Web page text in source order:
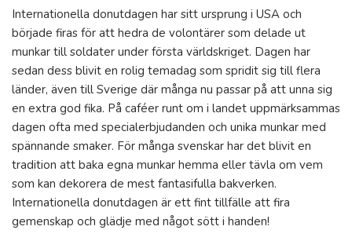
Internationella donutdagen har sitt ursprung i USA och
började firas för att hedra de volontärer som delade ut
munkar till soldater under första världskriget. Dagen har
sedan dess blivit en rolig temadag som spridit sig till flera
länder, även till Sverige där många nu passar på att unna sig
en extra god fika. På caféer runt om i landet uppmärksammas
dagen ofta med specialerbjudanden och unika munkar med
spännande smaker. För många svenskar har det blivit en
tradition att baka egna munkar hemma eller tävla om vem
som kan dekorera de mest fantasifulla bakverken.
Internationella donutdagen är ett fint tillfälle att fira
gemenskap och glädje med något sött i handen!